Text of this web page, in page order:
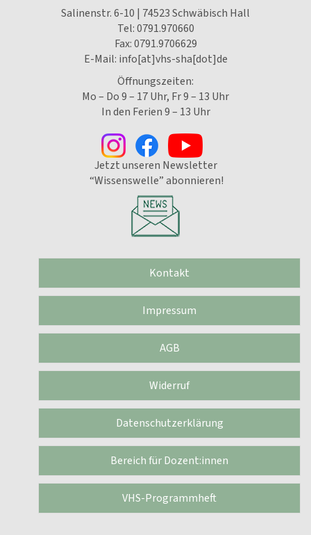
Salinenstr. 6-10 | 74523 Schwäbisch Hall
Tel:0791.970660
Fax: 0791.9706629
E-Mail: info[at]vhs-sha[dot]de
Öffnungszeiten:
Mo – Do 9 – 17 Uhr, Fr 9 – 13 Uhr
In den Ferien 9 – 13 Uhr
Jetzt unseren Newsletter
“Wissenswelle” abonnieren!
Kontakt
Impressum
AGB
Widerruf
Datenschutzerklärung
Bereich für Dozent:innen
VHS-Programmheft